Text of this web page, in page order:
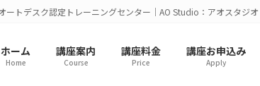
ートデスク認定トレーニングセンター｜AO Studio：アオスタジオ
ホーム
Home
講座案内
Course
講座料金
Price
講座お申込み
Apply